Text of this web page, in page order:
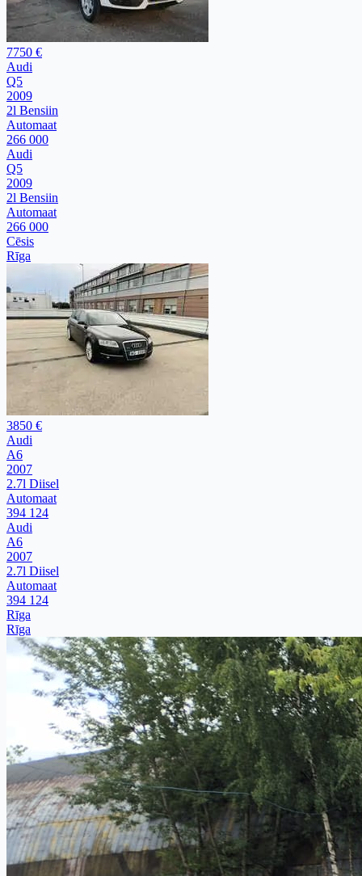
7750 €
Audi
Q5
2009
2l Bensiin
Automaat
266 000
Audi
Q5
2009
2l Bensiin
Automaat
266 000
Cēsis
Rīga
3850 €
Audi
A6
2007
2.7l Diisel
Automaat
394 124
Audi
A6
2007
2.7l Diisel
Automaat
394 124
Rīga
Rīga